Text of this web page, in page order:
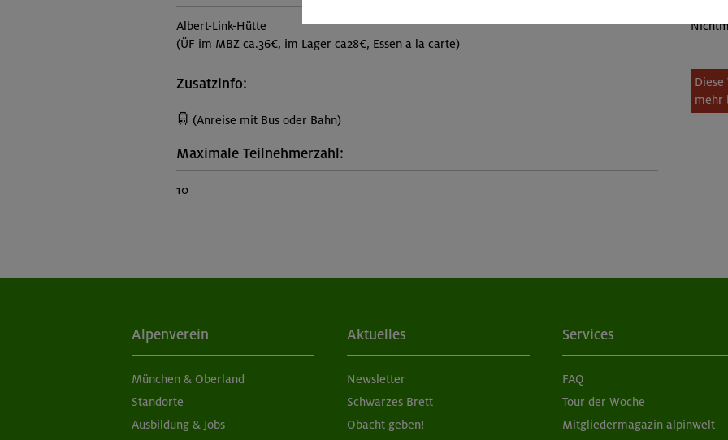
Albert-Link-Hütte
(ÜF im MBZ ca.36€, im Lager ca28€, Essen a la carte)
Zusatzinfo:
(Anreise mit Bus oder Bahn)
Maximale Teilnehmerzahl:
10
mehr
Alpenverein
München & Oberland
Standorte
Ausbildung & Jobs
Aktuelles
Newsletter
Schwarzes Brett
Obacht geben!
Services
FAQ
Tour der Woche
Mitgliedermagazin alpinwelt